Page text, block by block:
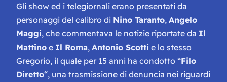
Gli show ed i telegiornali erano presentati da
personaggi del calibro di Nino Taranto, Angelo
Maggi, che commentava le notizie riportate da Il
Mattino e Il Roma, Antonio Scotti e lo stesso
Gregorio, il quale per 15 anni ha condotto “Filo
Diretto“, una trasmissione di denuncia nei riguardi